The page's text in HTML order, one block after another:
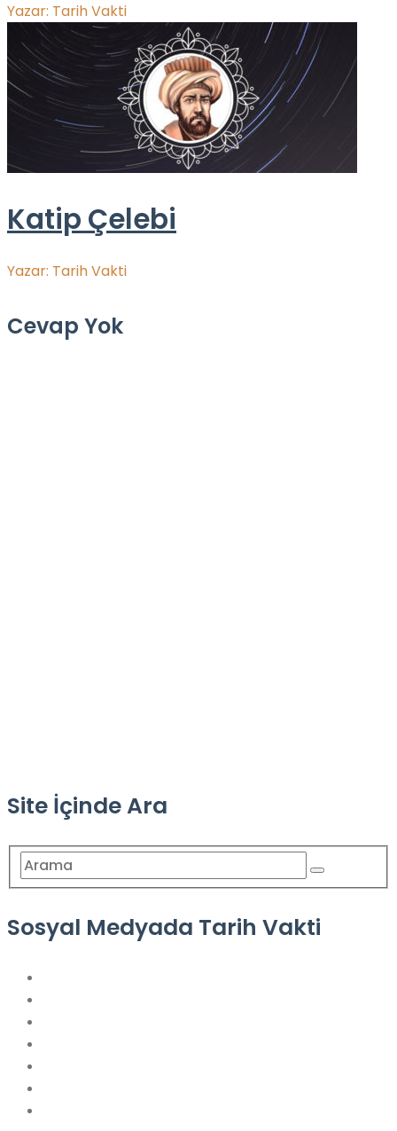
Yazar: Tarih Vakti
Katip Çelebi
Yazar: Tarih Vakti
Cevap Yok
Site İçinde Ara
Sosyal Medyada Tarih Vakti